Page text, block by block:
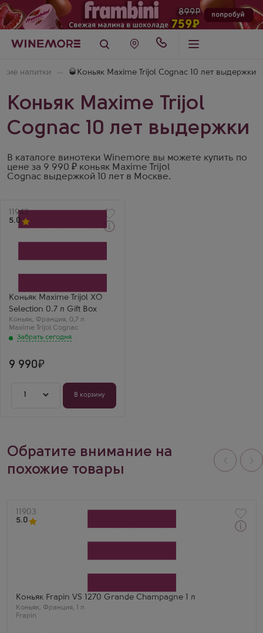
напитки 🥃Коньяк Maxime Trijol Cognac 10 лет выдержки
Коньяк Maxime Trijol
Cognac 10 лет выдержки
В каталоге винотеки Winemore вы можете купить по
цене за 9 990 ₽ коньяк Maxime Trijol
Cognac выдержкой 10 лет в Москве.
Артикул
11943
5.0
Коньяк Maxime Trijol XO
Selection 0.7 л Gift Box
Коньяк, Франция, 0,7 л
Maxime Trijol Cognac
Забрать сегодня
Селексьон
Maxime Trijol
Регион
Коньяк
Выдержка
10 лет
Ирина
Gift Box — зрелый, с
насыщенный и
бархатистый.
9 990
1 В корзину
Обратите внимание на
похожие товары
Артикул
11903
5.0
Коньяк Frapin VS 1270 Grande Champagne 1 л
Коньяк, Франция,
1 л
Frapin
Выдержка
6 лет
Егор Поляков
Фрапен ВС 1270 литровый — литр отличного